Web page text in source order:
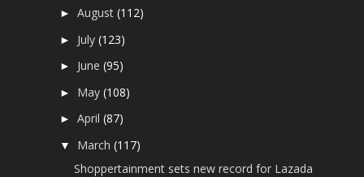
►August(112)
► July(123)
► June(95)
► May(108)
►April(87)
▼ March(117)
Shoppertainment sets new record for Lazada